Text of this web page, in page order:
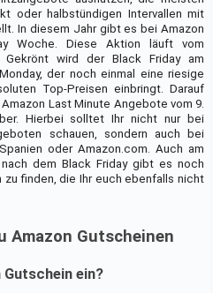
oder halbstündigen Intervallen mit
In diesem Jahr gibt es bei Amazon
Woche. Diese Aktion läuft vom
Gekrönt wird der Black Friday am
der noch einmal eine riesige
Top-Preisen einbringt. Darauf
Last Minute Angebote vom 9.
Hierbei solltet Ihr nicht nur bei
schauen, sondern auch bei
oder Amazon.com. Auch am
dem Black Friday gibt es noch
finden, die Ihr euch ebenfalls nicht
Amazon Gutscheinen
Gutschein ein?